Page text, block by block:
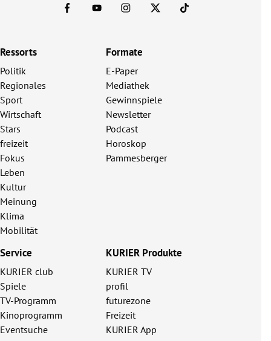
Ressorts
Politik
Regionales
Sport
Wirtschaft
Stars
freizeit
Fokus
Leben
Kultur
Meinung
Klima
Mobilität
Formate
E-Paper
Mediathek
Gewinnspiele
Newsletter
Podcast
Horoskop
Pammesberger
Service
KURIER club
Spiele
TV-Programm
Kinoprogramm
Eventsuche
KURIER Produkte
KURIER TV
profil
futurezone
Freizeit
KURIER App